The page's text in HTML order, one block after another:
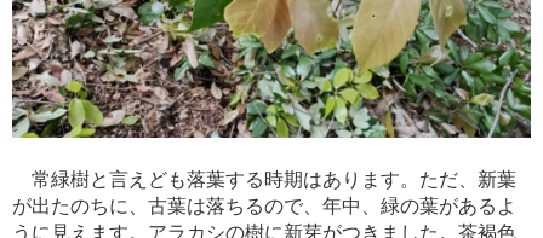
常緑樹と言えども落葉する時期はあります。ただ、新葉
が出たのちに、古葉は落ちるので、年中、緑の葉があるよ
うに見えます。アラカシの樹に新芽がつきました。茶褐色